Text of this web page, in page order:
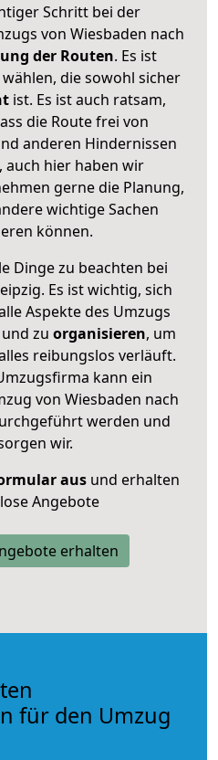
Schritt bei der
von Wiesbaden nach
der Routen. Es ist
die sowohl sicher
ist. Es ist auch ratsam,
die Route frei von
anderen Hindernissen
auch hier haben wir
gerne die Planung,
wichtige Sachen
können.
Dinge zu beachten bei
Es ist wichtig, sich
Aspekte des Umzugs
und zu organisieren, um
reibungslos verläuft.
kann ein
von Wiesbaden nach
werden und
wir.
ausund erhalten
Angebote
erhalten
für den Umzug